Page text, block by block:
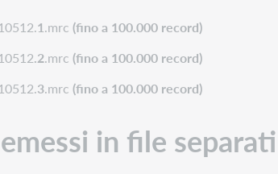
1.mrc (fino a 100.000 record)
.2.mrc (fino a 100.000 record)
3.mrc (fino a 100.000 record)
in file separati